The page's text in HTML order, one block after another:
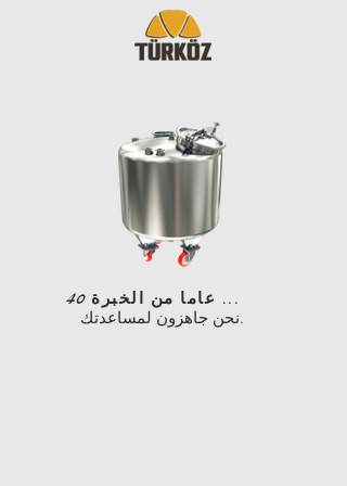
40 عاما من الخبرة ...
نحن جاهزون لمساعدتك.